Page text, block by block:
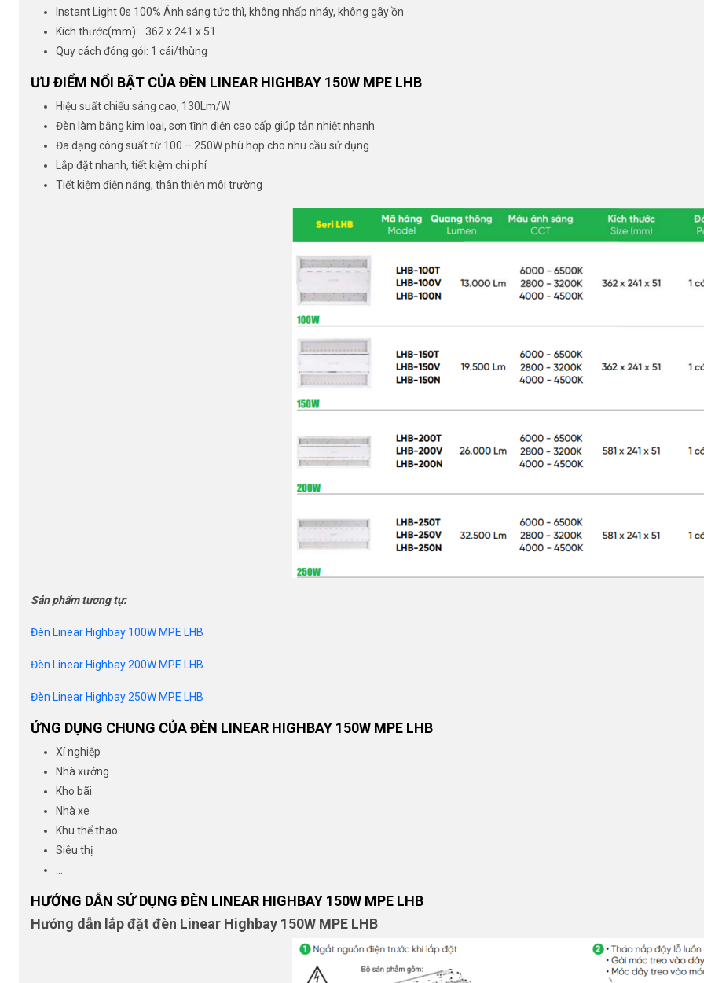
Instant Light 0s 100% Ánh sáng tức thì, không nhấp nháy, không gây ồn
Kích thước(mm):
362 x 241 x 51
Quy cách đóng gói: 1 cái/thùng
ƯU ĐIỂM NỔI BẬT CỦA ĐÈN LINEAR HIGHBAY 150W MPE LHB
Hiệu suất chiếu sáng cao, 130Lm/W
Đèn làm bằng kim loại, sơn tĩnh điện cao cấp giúp tản nhiệt nhanh
Đa dạng công suất từ 100 – 250W phù hợp cho nhu cầu sử dụng
Lắp đặt nhanh, tiết kiệm chi phí
Tiết kiệm điện năng, thân thiện môi trường
Sản phẩm tương tự:
Đèn Linear Highbay 100W MPE LHB
Đèn Linear Highbay 200W MPE LHB
Đèn Linear Highbay 250W MPE LHB
ỨNG DỤNG CHUNG CỦA ĐÈN LINEAR HIGHBAY 150W MPE LHB
Xí nghiệp
Nhà xưởng
Kho bãi
Nhà xe
Khu thể thao
Siêu thị
HƯỚNG DẪN SỬ DỤNG ĐÈN LINEAR HIGHBAY 150W MPE LHB
Hướng dẫn lắp đặt đèn Linear Highbay 150W MPE LHB